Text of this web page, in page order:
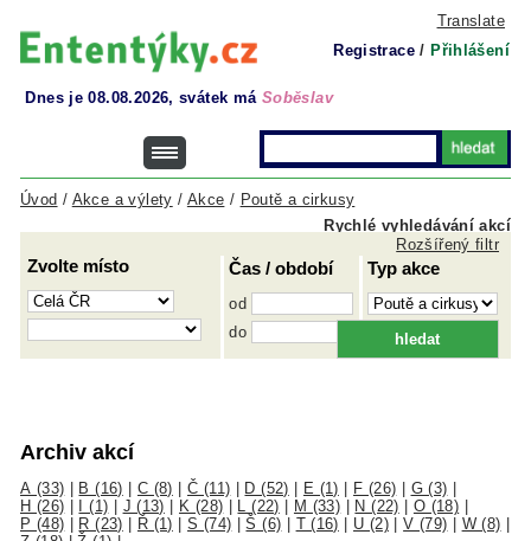
Translate
Registrace / Přihlášení
Dnes je 08.08.2026, svátek má Soběslav
Rychlé vyhledávání akcí
Úvod / Akce a výlety / Akce / Poutě a cirkusy
Zvolte místo Čas / období
od
do
Typ akce
Rozšířený filtr
Archiv akcí
A (33) B (16) C (8) |Č (11) D (52) E (1) F (26) G (3)
H (26)
I (1) J (13) K (28) L (22) M (33) N (22) O (18)
P (48)
R (23) Ř (1) |S (74) |Š (6) T (16) U (2)|V (79) W (8)